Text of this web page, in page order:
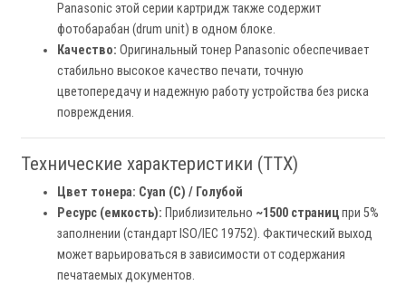
Panasonic этой серии картридж также содержит
фотобарабан (drum unit) в одном блоке.
Качество: Оригинальный тонер Panasonic обеспечивает
стабильно высокое качество печати, точную
цветопередачу и надежную работу устройства без риска
повреждения.
Технические характеристики (ТТХ)
Цвет тонера: Cyan (C) / Голубой
Ресурс (емкость): Приблизительно ~1500 страницпри 5%
заполнении (стандарт ISO/IEC 19752). Фактический выход
может варьироваться в зависимости от содержания
печатаемых документов.